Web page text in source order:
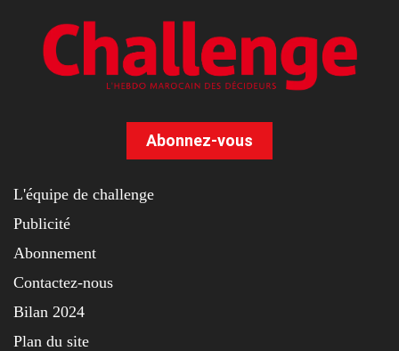
Abonnez-vous
L'équipe de challenge
Publicité
Abonnement
Contactez-nous
Bilan 2024
Plan du site